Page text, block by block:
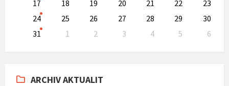
17
18 19 20 21 22
23
24
25 26 27 28 29
30
31
1 2 3 4 5
6
to
ARCHIV AKTUALIT